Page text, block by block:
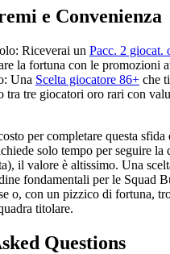
e Convenienza
Riceverai un Pacc. 2 giocat.
la fortuna con le promozioni
Una Scelta giocatore 86+ che
tra tre giocatori oro rari con
per completare questa sfida
solo tempo per seguire la
il valore è altissimo. Una
fondamentali per le Squad
o, con un pizzico di fortuna,
titolare.
Questions